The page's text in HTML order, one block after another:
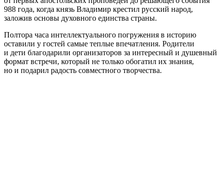
988 года, когда князь Владимир крестил русский народ,
заложив основы духовного единства страны.
Полтора часа интеллектуального погружения в историю
оставили у гостей самые теплые впечатления. Родители
и дети благодарили организаторов за интересный и душевный
формат встречи, который не только обогатил их знания,
но и подарил радость совместного творчества.